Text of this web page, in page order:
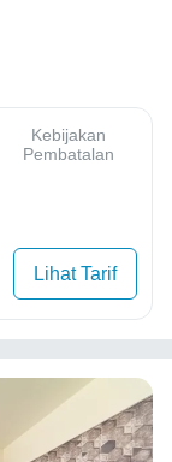
Kebijakan
Pembatalan
Lihat Tarif